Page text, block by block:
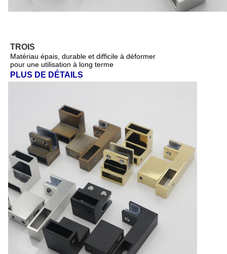
TROIS
Matériau épais, durable et difficile à déformer
pour une utilisation à long terme
PLUS DE DÉTAILS